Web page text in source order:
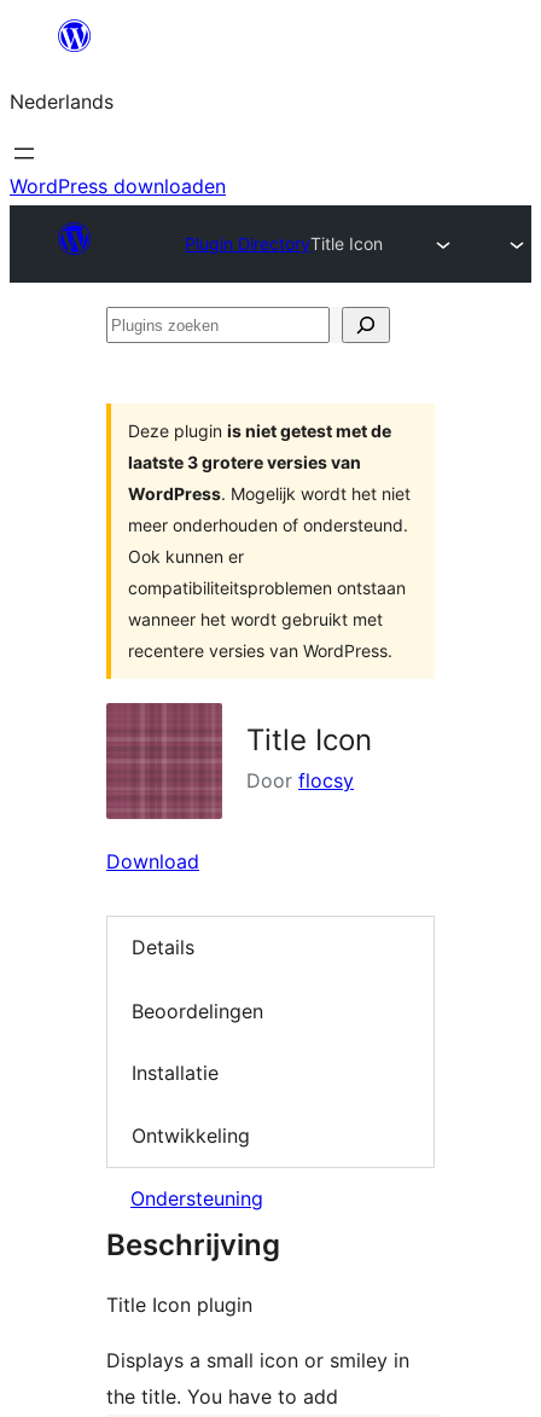
de
inhoud
Nederlands
WordPress downloaden
Plugin DirectoryTitle Icon
Plugins
Deze plugin is niet getest met de
laatste 3 grotere versies van
WordPress. Mogelijk wordt het niet
meer onderhouden of ondersteund.
Ook kunnen er
compatibiliteitsproblemen ontstaan
wanneer het wordt gebruikt met
recentere versies van WordPress.
Title Icon
Door flocsy
Download
Details
Beoordelingen
Installatie
Ontwikkeling
Ondersteuning
Beschrijving
Title Icon plugin
Displays a small icon or smiley in
the title. You have to add